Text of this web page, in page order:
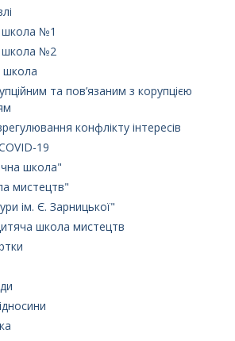
школа №1
школа №2
школа
та пов’язаним з корупцією
конфлікту інтересів
19
школа"
мистецтв"
ім. Є. Зарницької"
школа мистецтв